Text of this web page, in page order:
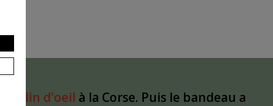
clin d'oeil à la Corse. Puis le bandeau a